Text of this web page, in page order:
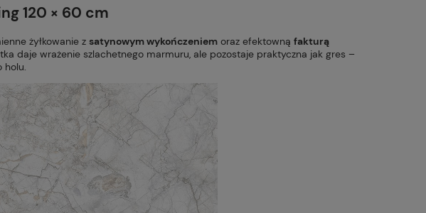
ewentualnych kosztów
120 × 60 cm
żyłkowanie z satynowym wykończeniem oraz efektowną fakturą
daje wrażenie szlachetnego marmuru, ale pozostaje praktyczna jak gres –
holu.